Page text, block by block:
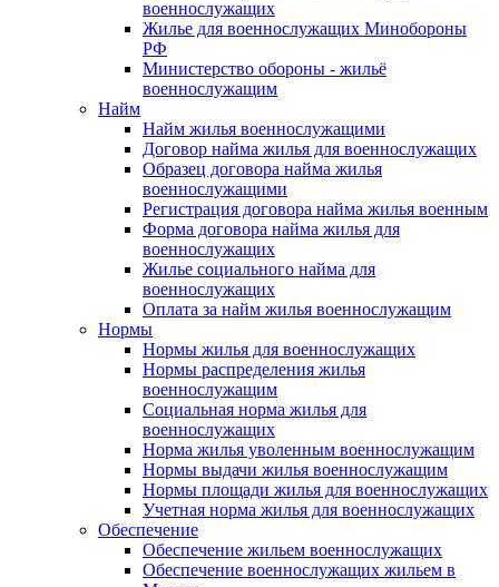
военнослужащих
Жилье для военнослужащих Минобороны
РФ
Министерство обороны - жильё
военнослужащим
Найм
Найм жилья военнослужащими
Договор найма жилья для военнослужащих
Образец договора найма жилья
военнослужащими
Регистрация договора найма жилья военным
Форма договора найма жилья для
военнослужащих
Жилье социального найма для
военнослужащих
Оплата за найм жилья военнослужащим
Нормы
Нормы жилья для военнослужащих
Нормы распределения жилья
военнослужащим
Социальная норма жилья для
военнослужащих
Норма жилья уволенным военнослужащим
Нормы выдачи жилья военнослужащим
Нормы площади жилья для военнослужащих
Учетная норма жилья для военнослужащих
Обеспечение
Обеспечение жильем военнослужащих
Обеспечение военнослужащих жильем в